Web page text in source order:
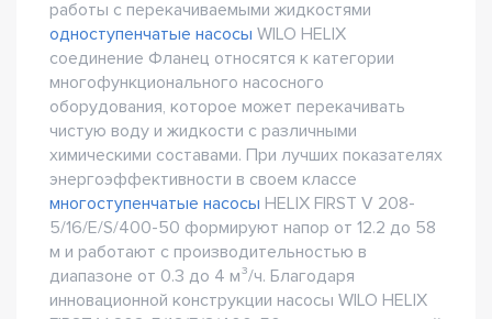
работы с перекачиваемыми жидкостями
одноступенчатые насосы WILO HELIX
соединение Фланец относятся к категории
многофункционального насосного
оборудования, которое может перекачивать
чистую воду и жидкости с различными
химическими составами. При лучших показателях
энергоэффективности в своем классе
многоступенчатые насосы HELIX FIRST V 208-
5/16/E/S/400-50 формируют напор от 12.2 до 58
м и работают с производительностью в
диапазоне от 0.3 до 4 м³/ч. Благодаря
инновационной конструкции насосы WILO HELIX